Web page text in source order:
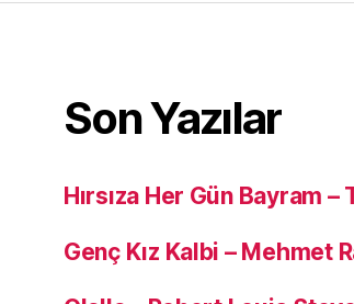
Son Yazılar
Hırsıza Her Gün Bayram –
Genç Kız Kalbi – Mehmet